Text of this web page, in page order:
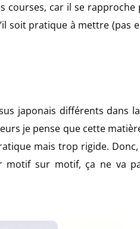
courses, car il se
soit pratique à mettre (pas
japonais différents dans
je pense que cette
mais trop rigide.
sur motif, ça ne va